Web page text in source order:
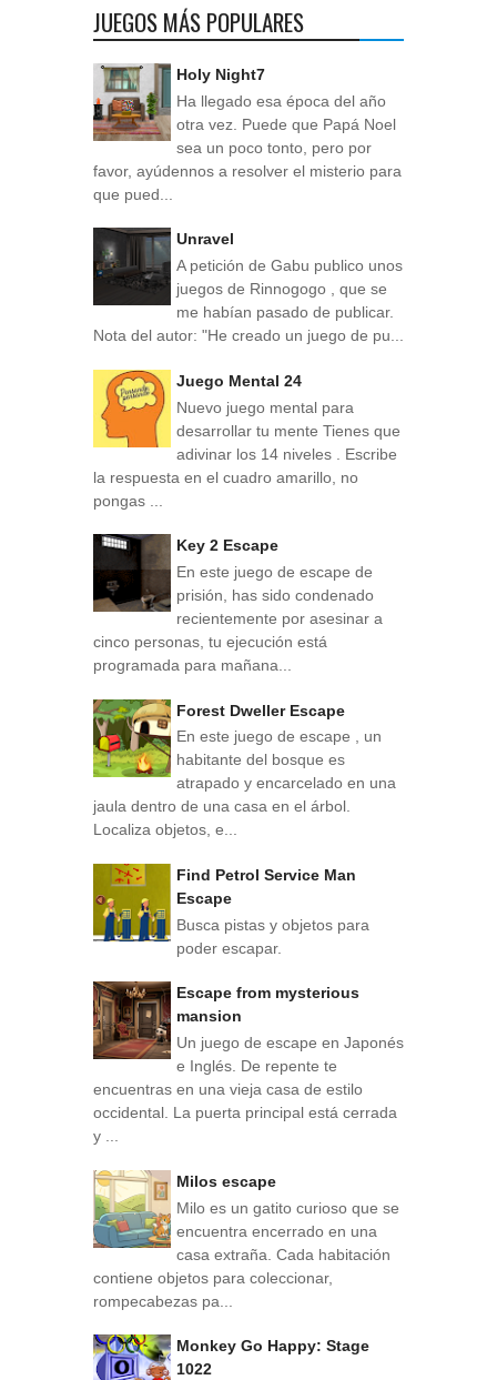
JUEGOS MÁS POPULARES
Holy Night7
Ha llegado esa época del año
otra vez. Puede que Papá Noel
sea un poco tonto, pero por
favor, ayúdennos a resolver el misterio para
que pued...
Unravel
A petición de Gabu publico unos
juegos de Rinnogogo , que se
me habían pasado de publicar.
Nota del autor: "He creado un juego de pu...
Juego Mental 24
Nuevo juego mental para
desarrollar tu mente Tienes que
adivinar los 14 niveles . Escribe
la respuesta en el cuadro amarillo, no
pongas ...
Key 2 Escape
En este juego de escape de
prisión, has sido condenado
recientemente por asesinar a
cinco personas, tu ejecución está
programada para mañana...
Forest Dweller Escape
En este juego de escape , un
habitante del bosque es
atrapado y encarcelado en una
jaula dentro de una casa en el árbol.
Localiza objetos, e...
Find Petrol Service Man
Escape
Busca pistas y objetos para
poder escapar.
Escape from mysterious
mansion
Un juego de escape en Japonés
e Inglés. De repente te
encuentras en una vieja casa de estilo
occidental. La puerta principal está cerrada
y ...
Milos escape
Milo es un gatito curioso que se
encuentra encerrado en una
casa extraña. Cada habitación
contiene objetos para coleccionar,
rompecabezas pa...
Monkey Go Happy: Stage
1022